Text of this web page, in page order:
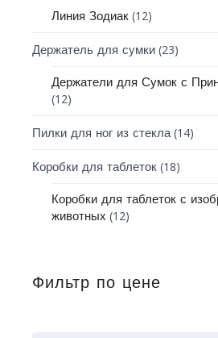
Линия Зодиак (12)
Держатель для сумки (23)
Держатели для Сумок с
(12)
Пилки для ног из стекла (14)
Коробки для таблеток (18)
Коробки для таблеток с
животных (12)
Фильтр по цене